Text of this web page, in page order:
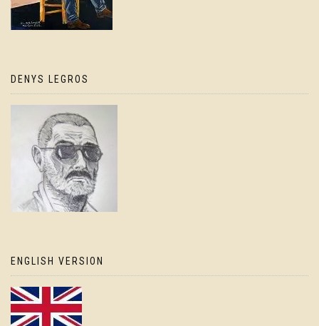
DENYS LEGROS
ENGLISH VERSION